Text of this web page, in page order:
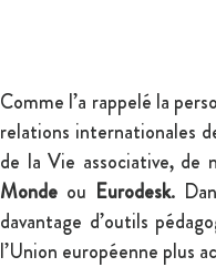
Comme l’a rappelé la
relations internationales
de la Vie associative, de
Monde ou Eurodesk.
davantage d’outils
l’Union européenne plus